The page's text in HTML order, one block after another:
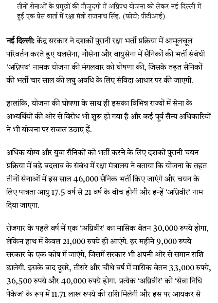
तीनों सेनाओं के प्रमुखों की मौजूदगी में अग्निपथ योजना को लेकर नई दिल्ली में
हुई एक प्रेस वार्ता में रक्षा मंत्री राजनाथ सिंह. (फोटो: पीटीआई)
नई दिल्ली:केंद्र सरकार ने दशकों पुरानी रक्षा भर्ती प्रक्रिया में आमूलचूल
परिवर्तन करते हुए थलसेना, नौसेना और वायुसेना में सैनिकों की भर्ती संबंधी
‘अग्निपथ’ नामक योजना की मंगलवार को घोषणा की, जिसके तहत सैनिकों
की भर्ती चार साल की लघु अवधि के लिए संविदा आधार पर की जाएगी.
हालांकि, योजना की घोषणा के साथ ही इसका विभिन्न राज्यों में सेना के
अभ्यर्थियों की ओर से विरोध भी शुरू हो गया है और कई पूर्व सैन्य अधिकारियों
ने भी योजना पर सवाल उठाए हैं.
अधिक योग्य और युवा सैनिकों को भर्ती करने के लिए दशकों पुरानी चयन
प्रक्रिया में बड़े बदलाव के संबंध में रक्षा मंत्रालय ने बताया कि योजना के तहत
तीनों सेनाओं में इस साल 46,000 सैनिक भर्ती किए जाएंगे और चयन के
लिए पात्रता आयु 17.5 वर्ष से 21 वर्ष के बीच होगी और इन्हें ‘अग्निवीर’ नाम
दिया जाएगा.
रोजगार के पहले वर्ष में एक ‘अग्निवीर’ का मासिक वेतन 30,000 रुपये होगा,
लेकिन हाथ में केवल 21,000 रुपये ही आएंगे. हर महीने 9,000 रुपये
सरकार के एक कोष में जाएंगे, जिसमें सरकार भी अपनी ओर से समान राशि
डालेगी. इसके बाद दूसरे, तीसरे और चौथे वर्ष में मासिक वेतन 33,000 रुपये,
36,500 रुपये और 40,000 रुपये होगा. प्रत्येक ‘अग्निवीर’ को ‘सेवा निधि
पैकेज’ के रूप में 11.71 लाख रुपये की राशि मिलेगी और इस पर आयकर से